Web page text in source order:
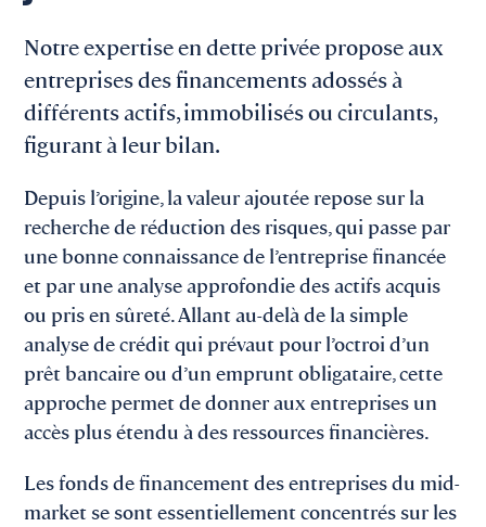
Notre expertise en dette privée propose aux
entreprises des financements adossés à
différents actifs, immobilisés ou circulants,
figurant à leur bilan.
Depuis l’origine, la valeur ajoutée repose sur la
recherche de réduction des risques, qui passe par
une bonne connaissance de l’entreprise financée
et par une analyse approfondie des actifs acquis
ou pris en sûreté. Allant au-delà de la simple
analyse de crédit qui prévaut pour l’octroi d’un
prêt bancaire ou d’un emprunt obligataire, cette
approche permet de donner aux entreprises un
accès plus étendu à des ressources financières.
Les fonds de financement des entreprises du mid-
market se sont essentiellement concentrés sur les